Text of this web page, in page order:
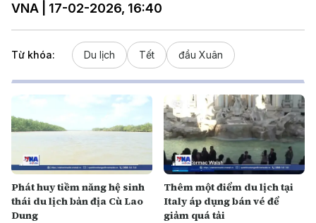
VNA | 17-02-2026, 16:40
Từ khóa: Du lịch Tết đầu Xuân
Phát huy tiềm năng hệ sinh
thái du lịch bản địa Cù Lao
Dung
Thêm một điểm du lịch tại
Italy áp dụng bán vé để
giảm quá tải